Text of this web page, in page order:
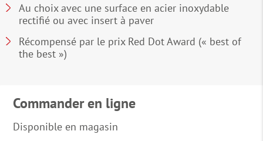
Au choix avec une surface en acier inoxydable
rectifié ou avec insert à paver
Récompensé par le prix Red Dot Award (« best of
the best »)
Commander en ligne
Disponible en magasin